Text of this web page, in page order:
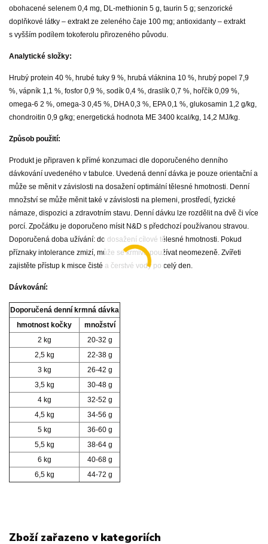
obohacené selenem 0,4 mg, DL-methionin 5 g, taurin 5 g; senzorické
doplňkové látky – extrakt ze zeleného čaje 100 mg; antioxidanty – extrakt
s vyšším podílem tokoferolu přirozeného původu.
Analytické složky:
Hrubý protein 40 %, hrubé tuky 9 %, hrubá vláknina 10 %, hrubý popel 7,9
%, vápník 1,1 %, fosfor 0,9 %, sodík 0,4 %, draslík 0,7 %, hořčík 0,09 %,
omega-6 2 %, omega-3 0,45 %, DHA 0,3 %, EPA 0,1 %, glukosamin 1,2 g/kg,
chondroitin 0,9 g/kg; energetická hodnota ME 3400 kcal/kg, 14,2 MJ/kg.
Způsob použití:
Produkt je připraven k přímé konzumaci dle doporučeného denního
dávkování uvedeného v tabulce. Uvedená denní dávka je pouze orientační a
může se měnit v závislosti na dosažení optimální tělesné hmotnosti. Denní
množství se může měnit také v závislosti na plemeni, prostředí, fyzické
námaze, dispozici a zdravotním stavu. Denní dávku lze rozdělit na dvě či více
porcí. Zpočátku je doporučeno mísit N&D s předchozí používanou stravou.
Doporučená doba užívání: do dosažení cílové tělesné hmotnosti. Pokud
příznaky intolerance zmizí, může se krmivo používat neomezeně. Zvířeti
zajistěte přístup k misce čisté a čerstvé vody po celý den.
Dávkování:
Doporučená denní krmná dávka
hmotnost kočky
množství
2 kg
20-32 g
2,5 kg
22-38 g
3 kg
26-42 g
3,5 kg
30-48 g
4 kg
32-52 g
4,5 kg
34-56 g
5 kg
36-60 g
5,5 kg
38-64 g
6 kg
40-68 g
6,5 kg
44-72 g
Zboží zařazeno v kategoriích